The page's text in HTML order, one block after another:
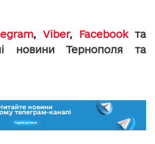
, Viber, Facebookта
новини Тернополя та